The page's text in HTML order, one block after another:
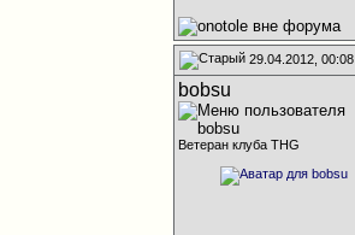
29.04.2012, 00:08
bobsu
Ветеран клуба THG